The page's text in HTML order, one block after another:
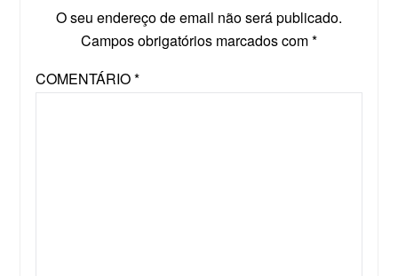
O seu endereço de email não será publicado.
Campos obrigatórios marcados com*
COMENTÁRIO*